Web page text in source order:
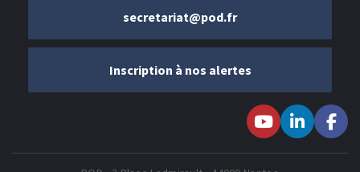
secretariat@pod.fr
Inscription à nos alertes
Youtubesur LinkedIn
nous sur